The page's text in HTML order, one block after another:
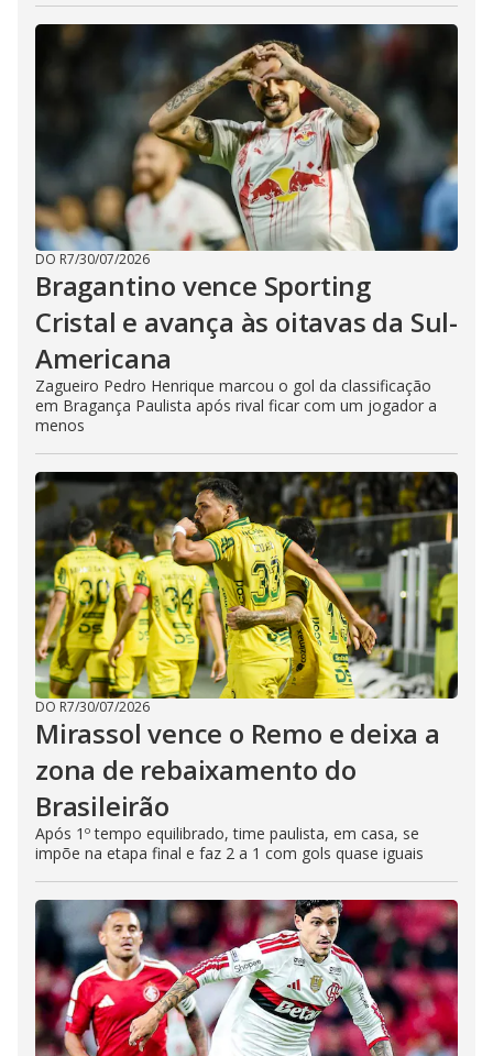
DO R7/30/07/2026
Bragantino vence Sporting
Cristal e avança às oitavas da Sul-
Americana
Zagueiro Pedro Henrique marcou o gol da classificação
em Bragança Paulista após rival ficar com um jogador a
menos
DO R7/30/07/2026
Mirassol vence o Remo e deixa a
zona de rebaixamento do
Brasileirão
Após 1º tempo equilibrado, time paulista, em casa, se
impõe na etapa final e faz 2 a 1 com gols quase iguais